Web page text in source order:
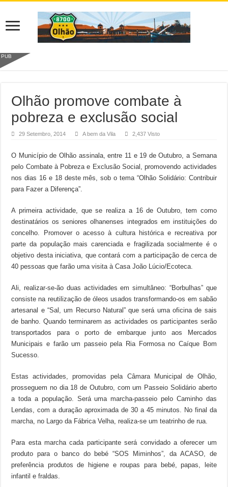
PUB
Olhão promove combate à
pobreza e exclusão social
29 Setembro, 2014 A bem da Vila 2,437 Visto
O Município de Olhão assinala, entre 11 e 19 de Outubro, a Semana
pelo Combate à Pobreza e Exclusão Social, promovendo actividades
nos dias 16 e 18 deste mês, sob o tema “Olhão Solidário: Contribuir
para Fazer a Diferença”.
A primeira actividade, que se realiza a 16 de Outubro, tem como
destinatários os seniores olhanenses integrados em instituições do
concelho. Promover o acesso à cultura histórica e recreativa por
parte da população mais carenciada e fragilizada socialmente é o
objetivo desta iniciativa, que contará com a participação de cerca de
40 pessoas que farão uma visita à Casa João Lúcio/Ecoteca.
Ali, realizar-se-ão duas actividades em simultâneo: “Borbulhas” que
consiste na reutilização de óleos usados transformando-os em sabão
artesanal e “Sal, um Recurso Natural” que será uma oficina de sais
de banho. Quando terminarem as actividades os participantes serão
transportados para o porto de embarque junto aos Mercados
Municipais e farão um passeio pela Ria Formosa no Caíque Bom
Sucesso.
Estas actividades, promovidas pela Câmara Municipal de Olhão,
prosseguem no dia 18 de Outubro, com um Passeio Solidário aberto
a toda a população. Será uma marcha-passeio pelo Caminho das
Lendas, com a duração aproximada de 30 a 45 minutos. No final da
marcha, no Largo da Fábrica Velha, realiza-se um teatrinho de rua.
Para esta marcha cada participante será convidado a oferecer um
produto para o banco do bebé “SOS Miminhos”, da ACASO, de
preferência produtos de higiene e roupas para bebé, papas, leite
infantil e fraldas.